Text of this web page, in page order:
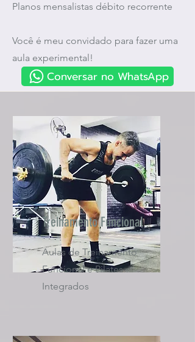
Planos mensalistas débito recorrente
Você é meu convidado para fazer uma
aula experimental!
Conversar no WhatsApp
Treinamento Funcional
Aulas de Treinamento
Funcional e Pilates
Integrados